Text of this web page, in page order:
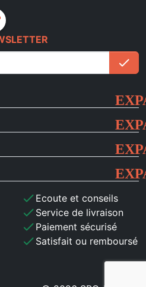
check
check Ecoute et conseils
check Service de livraison
check Paiement sécurisé
check Satisfait ou remboursé